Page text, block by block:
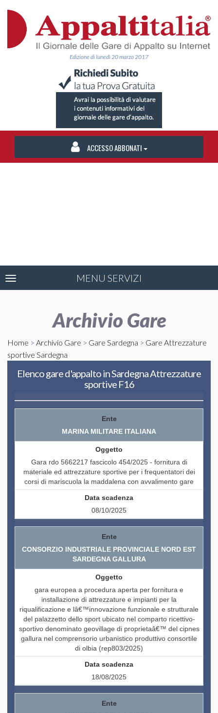
Edizione di lunedì 20 marzo 2017
ACCESSO ABBONATI
MENU SERVIZI
Toggle
navigation
Archivio Gare
Home > Archivio Gare > Gare Sardegna > Gare Attrezzature
sportive Sardegna
Elenco gare d'appalto in Sardegna Attrezzature
sportive F16
MARINA MILITARE ITALIANA
Gara rdo 5662217 fascicolo 454/2025 - fornitura di
materiale ed attrezzature sportive per i frequentatori dei
corsi di mariscuola la maddalena con avvalimento gare
08/10/2025
CONSORZIO INDUSTRIALE PROVINCIALE NORD EST
SARDEGNA GALLURA
gara europea a procedura aperta per fornitura e
installazione di attrezzature e impianti per la
riqualificazione e lâ€™innovazione funzionale e strutturale
del palazzetto dello sport ubicato nel comparto ricettivo-
sportivo denominato geovillage di proprietaâ€™ del cipnes
gallura nel comprensorio urbanistico produttivo consortile
di olbia (rep803/2025)
18/08/2025